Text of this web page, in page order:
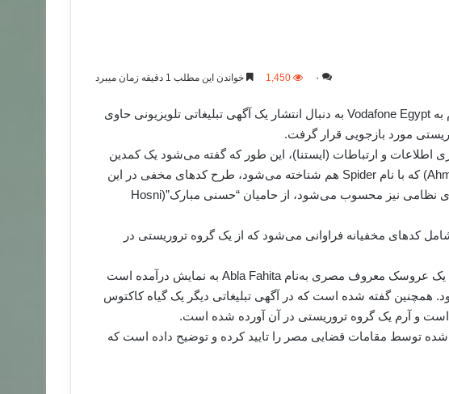
۰ 1,450 خواندن این مطلب 1 دقیقه زمان میبرد
شعبه شرکت مخابراتی ودافون در مصر موسوم به Vodafone Egypt به دنبال انتشار یک آگهی تبلیغاتی تلویزیونی حاوی
مورد بازجویی قرار گرفت.
اطلاعات و ارتباطات (ایستنا)، این طور که گفته می‌شود یک کمدین
معروف مصری به‌نام “احمد زبیدار”(Ahmed Zebidar) که با نام Spider هم شناخته می‌شود، طرح کدهای مخفی در این
آگهی را مطرح کرده است. او که از تئوریسین‌های نظامی نیز محسوب می‌شود، از حامیان “حسنی مبارک”(Hosni
شامل کدهای مخفیانه فراوانی می‌شود که از یک گروه تروریستی در
“احمد زبیدار” ادعا کرده است که در این آگهی‌ها یک عروسک معروف مصری به‌نام Abla Fahita به نمایش درآمده است
گفته شده است که در آگهی تبلیغاتی دیگر یک گیاه کاکتوس
است و آرم یک گروه تروریستی در آن آورده شده است.
شده توسط مقامات قضایی مصر را تایید کرده و توضیح داده است که